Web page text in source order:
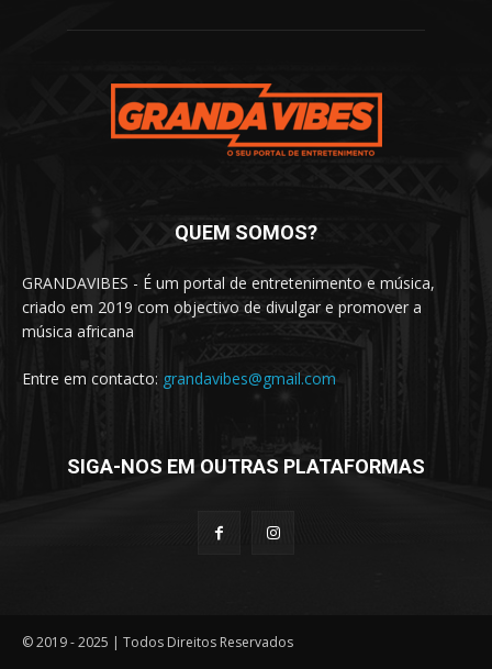
QUEM SOMOS?
GRANDAVIBES - É um portal de entretenimento e música,
criado em 2019 com objectivo de divulgar e promover a
música africana
Entre em contacto: grandavibes@gmail.com
SIGA-NOS EM OUTRAS PLATAFORMAS
© 2019 - 2025 | Todos Direitos Reservados